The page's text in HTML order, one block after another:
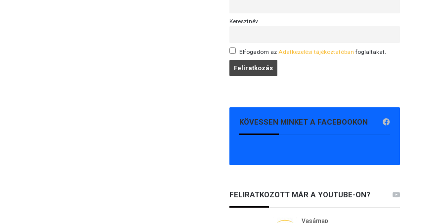
Keresztnév
Elfogadom az Adatkezelési tájékoztatóban foglaltakat.
KÖVESSEN MINKET A FACEBOOKON
FELIRATKOZOTT MÁR A YOUTUBE-ON?